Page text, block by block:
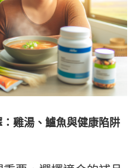
雞湯、鱸魚與健康陷阱